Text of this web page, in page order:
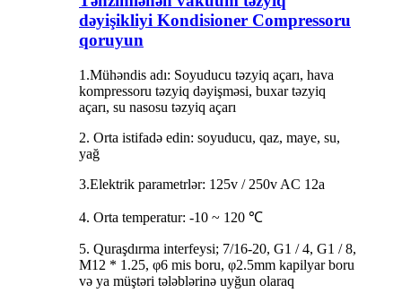
dəyişikliyi Kondisioner Compressoru
qoruyun
1.Mühəndis adı: Soyuducu təzyiq açarı, hava
kompressoru təzyiq dəyişməsi, buxar təzyiq
açarı, su nasosu təzyiq açarı
2. Orta istifadə edin: soyuducu, qaz, maye, su,
yağ
3.Elektrik parametrlər: 125v / 250v AC 12a
4. Orta temperatur: -10 ~ 120 ℃
5. Quraşdırma interfeysi; 7/16-20, G1 / 4, G1 / 8,
M12 * 1.25, φ6 mis boru, φ2.5mm kapilyar boru
və ya müştəri tələblərinə uyğun olaraq